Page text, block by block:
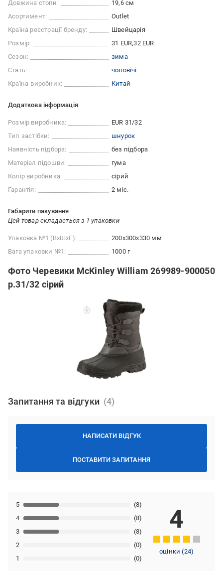
Довжина стопи:
19,6 см
Асортимент:
Outlet
Країна реєстрації бренду:
Швейцарія
Розмір:
31 EUR 32 EUR
Сезон:
зима
Стать:
чоловічі
Країна-виробник:
Китай
Додаткова інформація
Розмір виробника:
EUR 31/32
Тип застібки:
шнурок
Наявність підбора:
без підбора
Матеріал підошви:
гума
Колір виробника:
сірий
Гарантія:
2 міс.
Габарити пакування
Цей товар складається з 1 упаковки
Упаковка №1 (ВхШхГ):
200x300x330 мм
Вага упаковки №1:
1000 г
Фото Черевики McKinley William 269989-900050
р.31/32 сірий
Запитання та відгуки
НАПИСАТИ ВІДГУК
ПОСТАВИТИ ЗАПИТАННЯ
1 (0)
2 (0)
3 (8)
4 (8)
5 (8)
4
оцінки(24)